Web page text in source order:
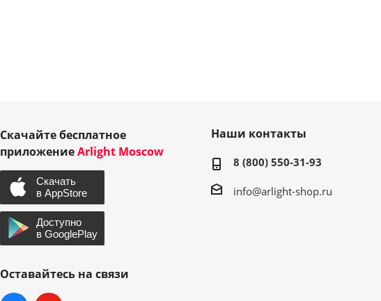
Скачайте бесплатное
приложениеArlight Moscow
Оставайтесь на связи
Наши контакты
8 (800) 550-31-93
info@arlight-shop.ru